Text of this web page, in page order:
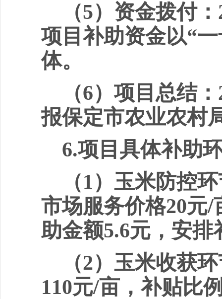
（5）资金拨付：
项目补助资金以“
体。
（6）项目 总结：
报保定市农业农村
6.项 目具体补助
（1）玉米防控
市场服务价格20元/
助金额5.6元，安排
（2）玉米收获
110元/亩，补贴比